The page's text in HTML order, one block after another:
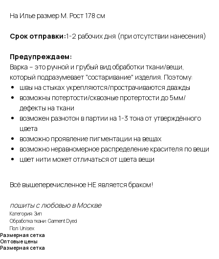
На Илье размер М. Рост 178 см
Срок отправки:1-2 рабочих дня (при отсутствии нанесения)
Предупреждаем:
Варка – это ручной и грубый вид обработки ткани/вещи,
который подразумевает "состаривание" изделия. Поэтому:
швы на стыках укрепляются/прострачиваются дважды
возможны потертости/сквозные протертости до 5мм/
дефекты на ткани
возможен разнотон в партии на 1-3 тона от утверждённого
цвета
возможно проявление пигментации на вещах
возможно неравномерное распределение красителя по вещи
цвет нити может отличаться от цвета вещи
Всё вышеперечисленное НЕ является браком!
пошиты с любовью в Москве
Категория: Зип
Обработка ткани: Garment Dyed
Пол: Unisex
Размерная сетка
Оптовые цены
Размерная сетка